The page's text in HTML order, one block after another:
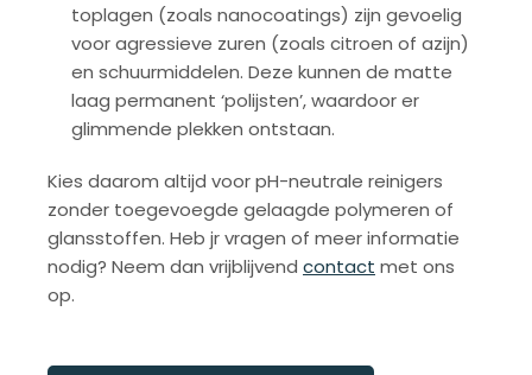
toplagen (zoals nanocoatings) zijn gevoelig
voor agressieve zuren (zoals citroen of azijn)
en schuurmiddelen. Deze kunnen de matte
laag permanent ‘polijsten’, waardoor er
glimmende plekken ontstaan.
Kies daarom altijd voor pH-neutrale reinigers
zonder toegevoegde gelaagde polymeren of
glansstoffen. Heb jr vragen of meer informatie
nodig? Neem dan vrijblijvend contact met ons
op.